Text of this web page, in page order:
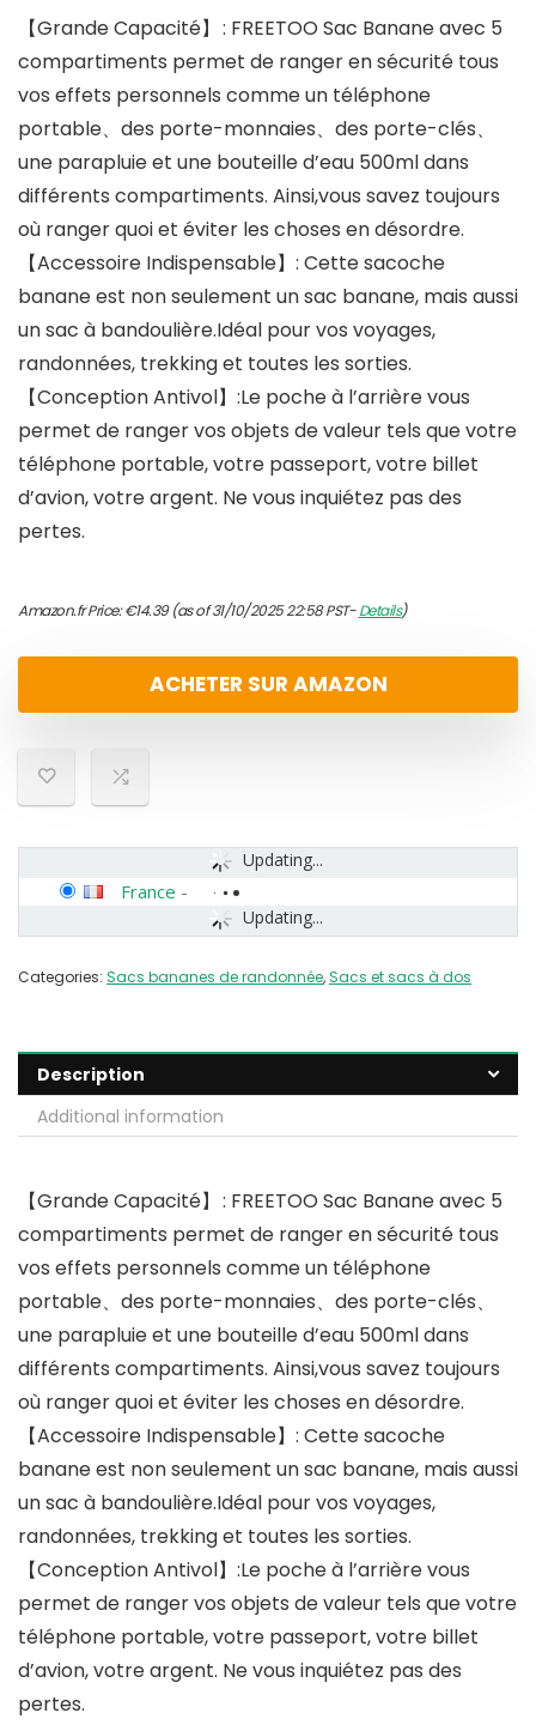
【Grande Capacité】 : FREETOO Sac Banane avec 5
compartiments permet de ranger en sécurité tous
vos effets personnels comme un téléphone
portable、des porte-monnaies、des porte-clés、
une parapluie et une bouteille d’eau 500ml dans
différents compartiments. Ainsi,vous savez toujours
où ranger quoi et éviter les choses en désordre.
【Accessoire Indispensable】: Cette sacoche
banane est non seulement un sac banane, mais aussi
un sac à bandoulière.Idéal pour vos voyages,
randonnées, trekking et toutes les sorties.
【Conception Antivol】:Le poche à l’arrière vous
permet de ranger vos objets de valeur tels que votre
téléphone portable, votre passeport, votre billet
d’avion, votre argent. Ne vous inquiétez pas des
pertes.
Amazon.fr Price:€14.39(as of 31/10/2025 22:58 PST-Details)
ACHETER SUR AMAZON
Updating...
Updating...
France -
Categories: Sacs bananes de randonnée,Sacs et sacs à dos
Description
Additional information
【Grande Capacité】 : FREETOO Sac Banane avec 5
compartiments permet de ranger en sécurité tous
vos effets personnels comme un téléphone
portable、des porte-monnaies、des porte-clés、
une parapluie et une bouteille d’eau 500ml dans
différents compartiments. Ainsi,vous savez toujours
où ranger quoi et éviter les choses en désordre.
【Accessoire Indispensable】: Cette sacoche
banane est non seulement un sac banane, mais aussi
un sac à bandoulière.Idéal pour vos voyages,
randonnées, trekking et toutes les sorties.
【Conception Antivol】:Le poche à l’arrière vous
permet de ranger vos objets de valeur tels que votre
téléphone portable, votre passeport, votre billet
d’avion, votre argent. Ne vous inquiétez pas des
pertes.